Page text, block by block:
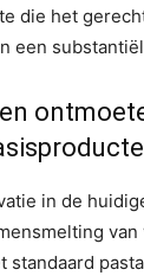
die het
een
in de
standaard